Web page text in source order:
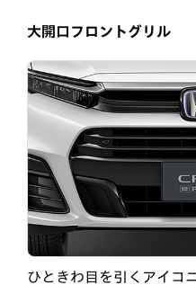
大開口フロントグリル
ひときわ目を引くアイコ